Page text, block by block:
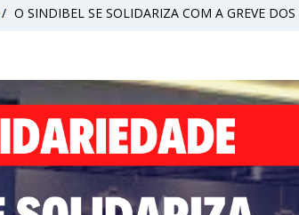
/ O SINDIBEL SE SOLIDARIZA COM A GREVE